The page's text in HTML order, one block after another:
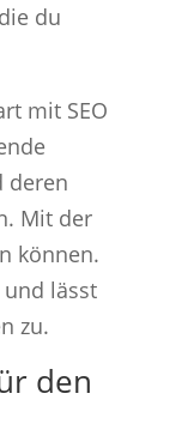
du
mit SEO
deren
Mit der
können.
und lässt
zu.
den